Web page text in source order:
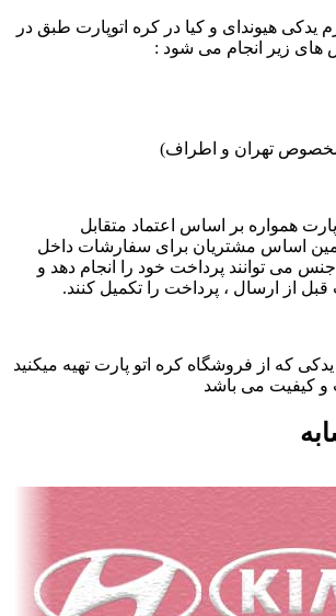
یدکی هیوندای و کیا در کره اتوپارت طبق در
زیر انجام می شود :
تهران و اطراف)
همواره بر اساس اعتماد متقابل
اساس مشتریان برای سفارشات داخل
می توانند پرداخت خود را انجام دهد و
از ارسال ، پرداخت را تکمیل کنند.
که از فروشگاه کره اتو پارت تهیه میکنید
و کیفیت می باشد